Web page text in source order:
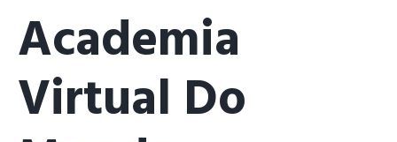
Academia
Virtual Do